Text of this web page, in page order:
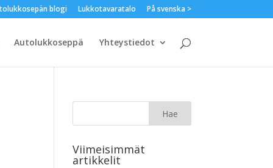
blogi Lukkotavaratalo På svenska >
Autolukkoseppä Yhteystiedot
Viimeisimmät
artikkelit